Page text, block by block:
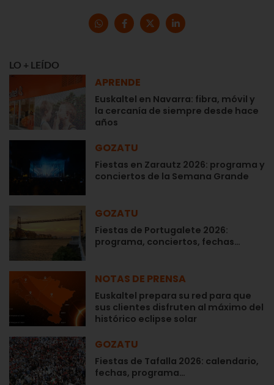
LO + LEÍDO
APRENDE
Euskaltel en Navarra: fibra, móvil y
la cercanía de siempre desde hace
años
GOZATU
Fiestas en Zarautz 2026: programa y
conciertos de la Semana Grande
GOZATU
Fiestas de Portugalete 2026:
programa, conciertos, fechas…
NOTAS DE PRENSA
Euskaltel prepara su red para que
sus clientes disfruten al máximo del
histórico eclipse solar
GOZATU
Fiestas de Tafalla 2026: calendario,
fechas, programa…